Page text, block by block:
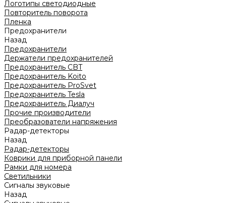
Логотипы светодиодные
Повторитель поворота
Пленка
Предохранители
Назад
Предохранители
Держатели предохранителей
Предохранитель CBT
Предохранитель Koito
Предохранитель ProSvet
Предохранитель Tesla
Предохранитель Диалуч
Прочие производители
Преобразователи напряжения
Радар-детекторы
Назад
Радар-детекторы
Коврики для приборной панели
Рамки для номера
Светильники
Сигналы звуковые
Назад